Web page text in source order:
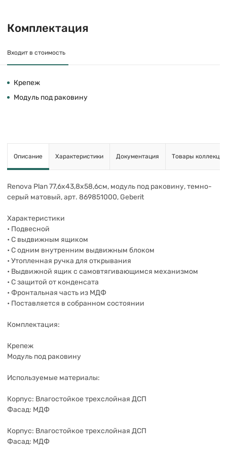
Комплектация
Входит в стоимость
Крепеж
Модуль под раковину
Описание Характеристики Документация Товары коллекции
Renova Plan 77,6х43,8х58,6см, модуль под раковину, темно-
серый матовый, арт. 869851000, Geberit
Характеристики
• Подвесной
• С выдвижным ящиком
• С одним внутренним выдвижным блоком
• Утопленная ручка для открывания
• Выдвижной ящик с самовтягивающимся механизмом
• С защитой от конденсата
• Фронтальная часть из МДФ
• Поставляется в собранном состоянии
Комплектация:
Крепеж
Модуль под раковину
Используемые материалы:
Корпус: Влагостойкое трехслойная ДСП
Фасад: МДФ
Корпус: Влагостойкое трехслойная ДСП
Фасад: МДФ